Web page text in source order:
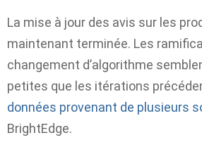
La mise à jour des avis sur les
maintenant terminée. Les
changement d’algorithme
petites que les itérations
données provenant de plusieurs
BrightEdge.